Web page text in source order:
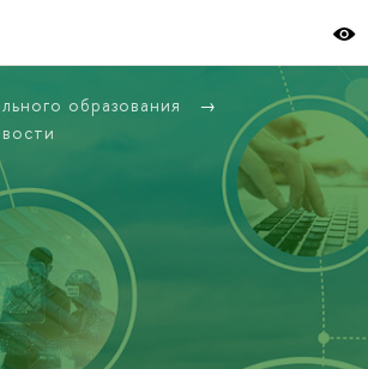
образования